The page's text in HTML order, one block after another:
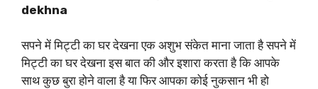
dekhna
सपने में मिट्टी का घर देखना एक अशुभ संकेत माना जाता है सपने में
मिट्टी का घर देखना इस बात की और इशारा करता है कि आपके
साथ कुछ बुरा होने वाला है या फिर आपका कोई नुकसान भी हो